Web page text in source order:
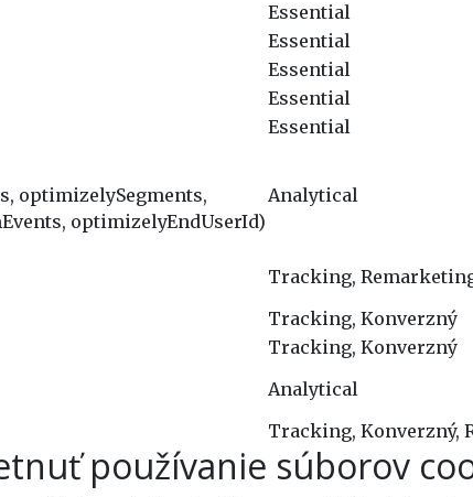
Essential
Essential
Essential
Essential
Essential
optimizelySegments,
optimizelyEndUserId)
Analytical
Tracking,
Tracking, Konverzný
Tracking, Konverzný
Analytical
Tracking, Konverzný,
používanie súborov